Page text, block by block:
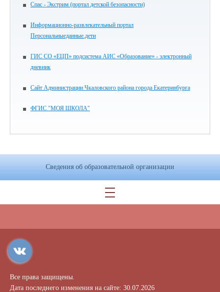
Спас - Экстрим (портал детской безопасности)
Информационно-развлекательный портал
Персональныеданные.дети
ГИС СО «ЕЦП» подсистема АИС «Образование» - электронный
дневник
Сайт Администрации Чкаловского района города Екатеринбурга
ФГИС "МОЯ ШКОЛА"
Сведения об образовательной организации
Все права защищены.
Дата последнего изменения на сайте: 30.07.2026